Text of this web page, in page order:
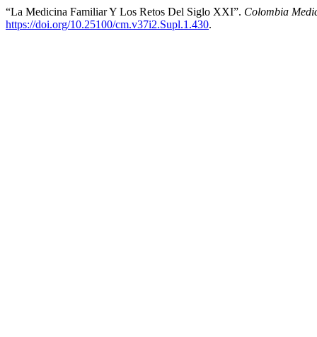
“La Medicina Familiar Y Los Retos Del Siglo XXI”. Colombia
https://doi.org/10.25100/cm.v37i2.Supl.1.430.